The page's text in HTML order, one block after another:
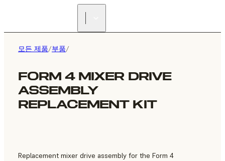
모든 제품/부품/
FORM 4 MIXER DRIVE
ASSEMBLY
REPLACEMENT KIT
Replacement mixer drive assembly for the Form 4